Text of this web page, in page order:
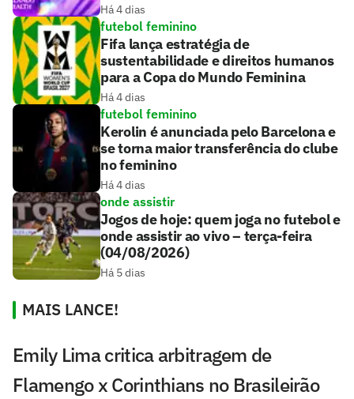
Há 4 dias
futebol feminino
Fifa lança estratégia de
sustentabilidade e direitos humanos
para a Copa do Mundo Feminina
Há 4 dias
futebol feminino
Kerolin é anunciada pelo Barcelona e
se torna maior transferência do clube
no feminino
Há 4 dias
onde assistir
Jogos de hoje: quem joga no futebol e
onde assistir ao vivo – terça-feira
(04/08/2026)
Há 5 dias
MAIS LANCE!
Emily Lima critica arbitragem de
Flamengo x Corinthians no Brasileirão